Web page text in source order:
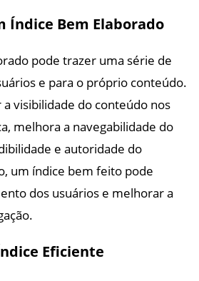
Índice Bem Elaborado
pode trazer uma série de
e para o próprio conteúdo.
a visibilidade do conteúdo nos
melhora a navegabilidade do
e autoridade do
um índice bem feito pode
dos usuários e melhorar a
Eficiente